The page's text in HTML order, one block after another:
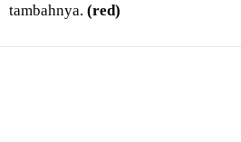
tambahnya. (red)